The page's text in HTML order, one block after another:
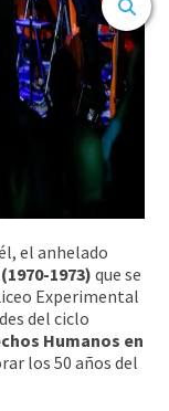
el anhelado
1973)que se
Experimental
del ciclo
Humanos en
los 50 años del